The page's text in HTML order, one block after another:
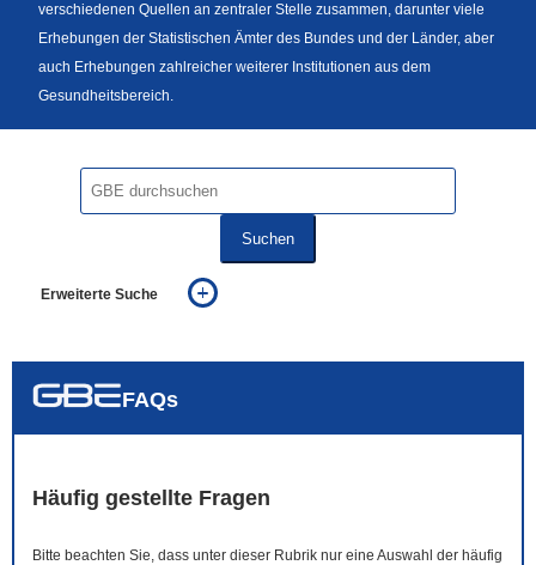
verschiedenen Quellen an zentraler Stelle zusammen, darunter viele
Erhebungen der Statistischen Ämter des Bundes und der Länder, aber
auch Erhebungen zahlreicher weiterer Institutionen aus dem
Gesundheitsbereich.
Suchen
Erweiterte Suche
auch in allen Texten suchen (Volltextsuche)
FAQs
Häufig gestellte Fragen
Bitte beachten Sie, dass unter dieser Rubrik nur eine Auswahl der häufig